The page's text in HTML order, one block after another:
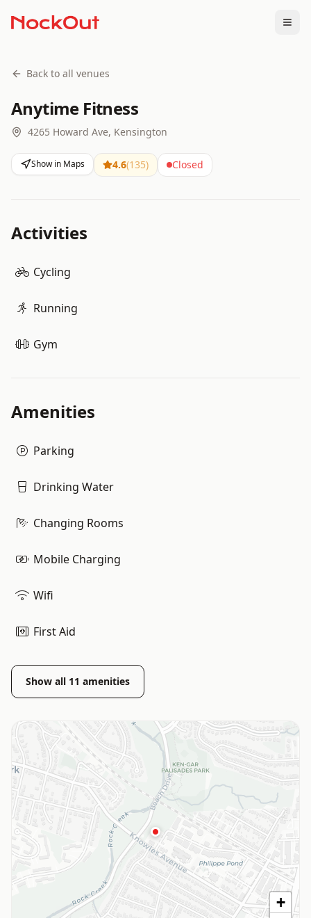
Back to all venues
Anytime Fitness
4265 Howard Ave, Kensington
Show in Maps 4.6(135) Closed
Activities
Cycling
Running
Gym
Amenities
Parking
Drinking Water
Changing Rooms
Mobile Charging
Wifi
First Aid
Show all 11 amenities
+